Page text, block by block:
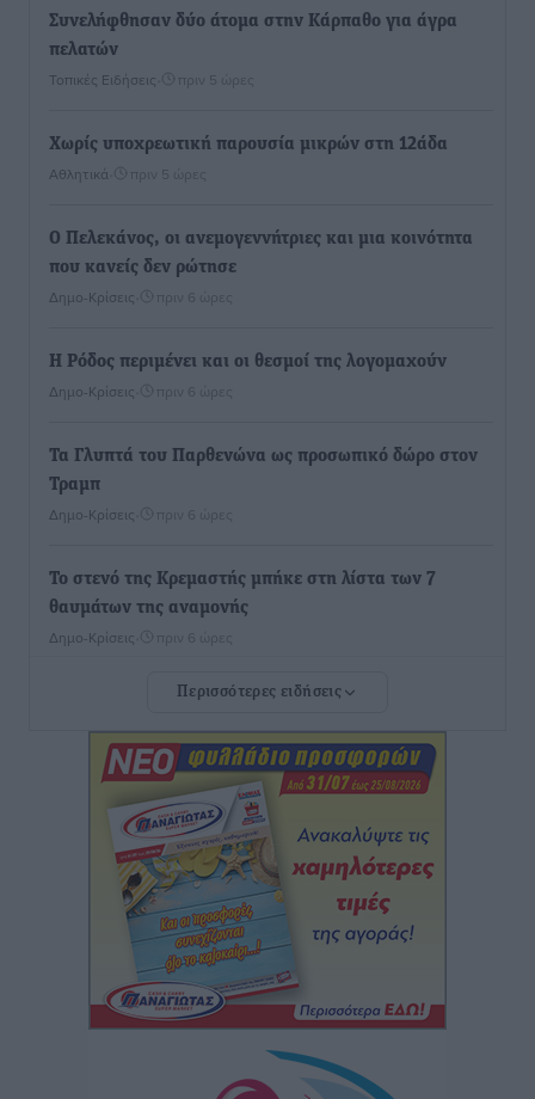
Συνελήφθησαν δύο άτομα στην Κάρπαθο για άγρα
πελατών
Τοπικές Ειδήσεις πριν 5 ώρες
Χωρίς υποχρεωτική παρουσία μικρών στη 12άδα
Αθλητικά πριν 5 ώρες
Ο Πελεκάνος, οι ανεμογεννήτριες και μια κοινότητα
που κανείς δεν ρώτησε
Δημο-Κρίσεις πριν 6 ώρες
Η Ρόδος περιμένει και οι θεσμοί της λογομαχούν
Δημο-Κρίσεις πριν 6 ώρες
Τα Γλυπτά του Παρθενώνα ως προσωπικό δώρο στον
Τραμπ
Δημο-Κρίσεις πριν 6 ώρες
Το στενό της Κρεμαστής μπήκε στη λίστα των 7
θαυμάτων της αναμονής
Δημο-Κρίσεις πριν 6 ώρες
ΣΕΤΕ: Σημαντική θεσμική εξέλιξη η ΚΥΑ για το ΕΧΠ
για τον τουρισμό
• πριν 6 ώρες
Γ. Χατζημάρκος: “Δύο μεγάλες δεσμεύσεις
Γεωργιάδη” – Κίνητρα για τους γιατρούς των νησιών
και συνεργασία Ρόδου με το Αττικόν για το
Ακτινοθεραπευτικό
Τοπικές Ειδήσεις πριν 6 ώρες
Σούπερ μάρκετ: Διευρύνεται η εθνική πρωτοβουλία
για τις τιμές – Eρχονται νέες συμμετοχές εταιρειών
Περισσότερες ειδήσεις